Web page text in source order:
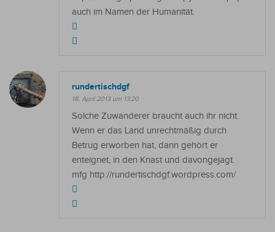
auch im Namen der Humanität.
rundertischdgf
18. April 2013 um 13:20
Solche Zuwanderer braucht auch ihr nicht.
Wenn er das Land unrechtmäßig durch
Betrug erworben hat, dann gehört er
enteignet, in den Knast und davongejagt.
mfg http://rundertischdgf.wordpress.com/